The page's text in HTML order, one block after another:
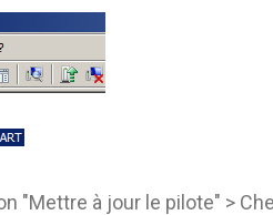
"Mettre à jour le pilote" >